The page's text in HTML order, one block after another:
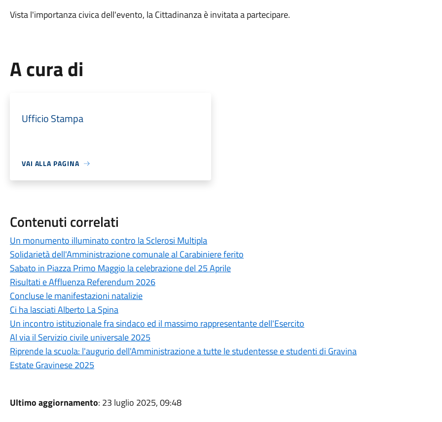
Vista l'importanza civica dell'evento, la Cittadinanza è invitata a partecipare.
A cura di
Ufficio Stampa
VAI ALLA PAGINA
Contenuti correlati
Un monumento illuminato contro la Sclerosi Multipla
Solidarietà dell'Amministrazione comunale al Carabiniere ferito
Sabato in Piazza Primo Maggio la celebrazione del 25 Aprile
Risultati e Affluenza Referendum 2026
Concluse le manifestazioni natalizie
Ci ha lasciati Alberto La Spina
Un incontro istituzionale fra sindaco ed il massimo rappresentante dell'Esercito
Al via il Servizio civile universale 2025
Riprende la scuola: l'augurio dell'Amministrazione a tutte le studentesse e studenti di Gravina
Estate Gravinese 2025
Ultimo aggiornamento: 23 luglio 2025, 09:48